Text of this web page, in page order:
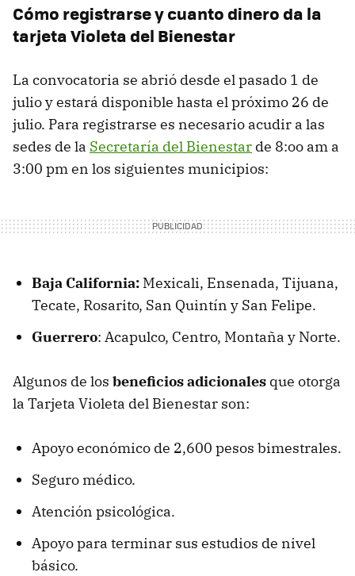
Cómo registrarse y cuanto dinero da la
tarjeta Violeta del Bienestar
La convocatoria se abrió desde el pasado 1 de
julio y estará disponible hasta el próximo 26 de
julio. Para registrarse es necesario acudir a las
sedes de la Secretaría del Bienestar de 8:oo am a
3:00 pm en los siguientes municipios:
Baja California: Mexicali, Ensenada, Tijuana,
Tecate, Rosarito, San Quintín y San Felipe.
Guerrero: Acapulco, Centro, Montaña y Norte.
Algunos de los beneficios adicionales que otorga
la Tarjeta Violeta del Bienestar son:
Apoyo económico de 2,600 pesos bimestrales.
Seguro médico.
Atención psicológica.
Apoyo para terminar sus estudios de nivel
básico.